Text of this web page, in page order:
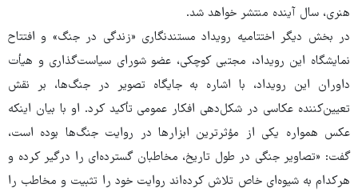
هنری، سال آینده منتشر خواهد شد.
در بخش دیگر اختتامیه رویداد مستندنگاری «زندگی در جنگ» و افتتاح
نمایشگاه این رویداد، مجتبی کوچکی، عضو شورای سیاست‌گذاری و هیأت
داوران این رویداد، با اشاره به جایگاه تصویر در جنگ‌ها، بر نقش
تعیین‌کننده عکاسی در شکل‌دهی افکار عمومی تأکید کرد. او با بیان اینکه
عکس همواره یکی از مؤثرترین ابزارها در روایت جنگ‌ها بوده است،
گفت: «تصاویر جنگی در طول تاریخ، مخاطبان گسترده‌ای را درگیر کرده و
هرکدام به شیوه‌ای خاص تلاش کرده‌اند روایت خود را تثبیت و مخاطب را